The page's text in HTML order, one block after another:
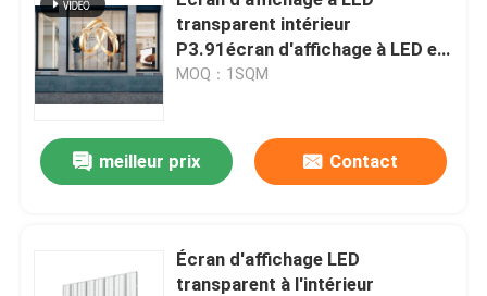
transparent intérieur
P3.91écran d'affichage à LED en
verre mural vidéo
MOQ：1SQM
meilleur prix Contact
Écran d'affichage LED
transparent à l'intérieur